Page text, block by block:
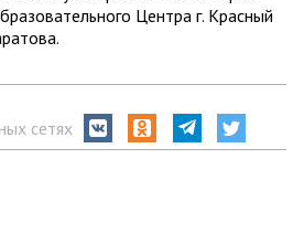
Центра г. Красный
сетях